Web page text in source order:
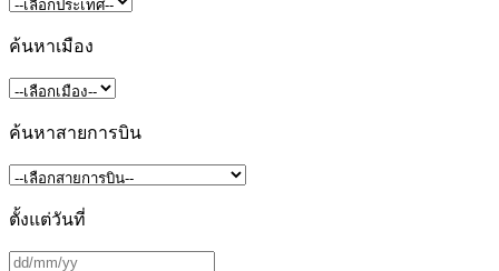
ค้นหาเมือง
ค้นหาสายการบิน
ตั้งแต่วันที่